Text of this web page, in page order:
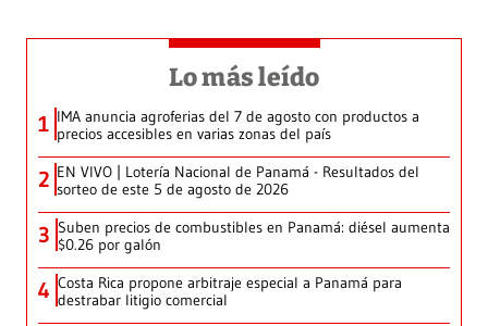
Lo más leído
1 IMA anuncia agroferias del 7 de agosto con productos a
precios accesibles en varias zonas del país
2 EN VIVO | Lotería Nacional de Panamá - Resultados del
sorteo de este 5 de agosto de 2026
3 Suben precios de combustibles en Panamá: diésel aumenta
$0.26 por galón
4 Costa Rica propone arbitraje especial a Panamá para
destrabar litigio comercial